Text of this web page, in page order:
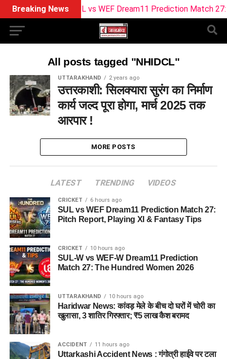
Breaking NewsSUL vs WEF Dream11 Prediction Match 27:
All posts tagged "NHIDCL"
UTTARAKHAND 2 years ago
उत्तरकाशी: सिलक्यारा सुरंग का निर्माण
कार्य जल्द पूरा होगा, मार्च 2025 तक
आरपार !
MORE POSTS
LATEST TRENDING VIDEOS
CRICKET 6 hours ago
SUL vs WEF Dream11 Prediction Match 27:
Pitch Report, Playing XI & Fantasy Tips
CRICKET 10 hours ago
SUL-W vs WEF-W Dream11 Prediction
Match 27: The Hundred Women 2026
UTTARAKHAND 10 hours ago
Haridwar News: कांवड़ मेले के बीच दो घरों में चोरी का
खुलासा, 3 शातिर गिरफ्तार; ₹5 लाख कैश बरामद
ACCIDENT 11 hours ago
Uttarkashi Accident News : गंगोत्री हाईवे पर टला